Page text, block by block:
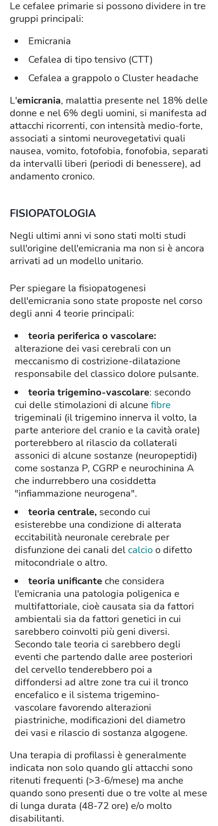
Le cefalee primarie si possono dividere in tre
gruppi principali:
Emicrania
Cefalea di tipo tensivo (CTT)
Cefalea a grappolo o Cluster headache
L'emicrania, malattia presente nel 18% delle
donne e nel 6% degli uomini, si manifesta ad
attacchi ricorrenti, con intensità medio-forte,
associati a sintomi neurovegetativi quali
nausea, vomito, fotofobia, fonofobia, separati
da intervalli liberi (periodi di benessere), ad
andamento cronico.
FISIOPATOLOGIA
Negli ultimi anni vi sono stati molti studi
sull'origine dell'emicrania ma non si è ancora
arrivati ad un modello unitario.
Per spiegare la fisiopatogenesi
dell'emicrania sono state proposte nel corso
degli anni 4 teorie principali:
teoria periferica o vascolare:
alterazione dei vasi cerebrali con un
meccanismo di costrizione-dilatazione
responsabile del classico dolore pulsante.
teoria trigemino-vascolare: secondo
cui delle stimolazioni di alcune fibre
trigeminali (il trigemino innerva il volto, la
parte anteriore del cranio e la cavità orale)
porterebbero al rilascio da collaterali
assonici di alcune sostanze (neuropeptidi)
come sostanza P, CGRP e neurochinina A
che indurrebbero una cosiddetta
"infiammazione neurogena".
teoria centrale, secondo cui
esisterebbe una condizione di alterata
eccitabilità neuronale cerebrale per
disfunzione dei canali del calcio o difetto
mitocondriale o altro.
teoria unificante che considera
l'emicrania una patologia poligenica e
multifattoriale, cioè causata sia da fattori
ambientali sia da fattori genetici in cui
sarebbero coinvolti più geni diversi.
Secondo tale teoria ci sarebbero degli
eventi che partendo dalle aree posteriori
del cervello tenderebbero poi a
diffondersi ad altre zone tra cui il tronco
encefalico e il sistema trigemino-
vascolare favorendo alterazioni
piastriniche, modificazioni del diametro
dei vasi e rilascio di sostanza algogene.
Una terapia di profilassi è generalmente
indicata non solo quando gli attacchi sono
ritenuti frequenti (>3-6/mese) ma anche
quando sono presenti due o tre volte al mese
di lunga durata (48-72 ore) e/o molto
disabilitanti.